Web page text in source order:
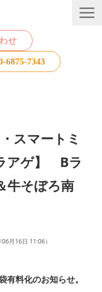
せ
6875-7343
スマートミ
アゲ】 Bラ
牛そぼろ南
06月16日 11:06）
知らせ。